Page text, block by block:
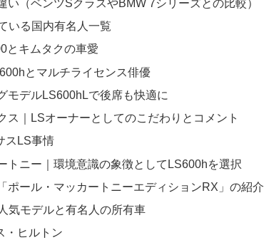
い（ベンツSクラスやBMW 7シリーズとの比較）
いる国内有名人一覧
とキムタクの車愛
とマルチライセンス俳優
モデルLS600hLで後席も快適に
ス｜LSオーナーとしてのこだわりとコメント
スLS事情
トニー｜環境意識の象徴としてLS600hを選択
ポール・マッカートニーエディションRX」の紹介
気モデルと有名人の所有車
・ヒルトン